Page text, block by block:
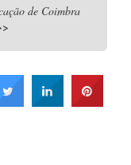
de Coimbra